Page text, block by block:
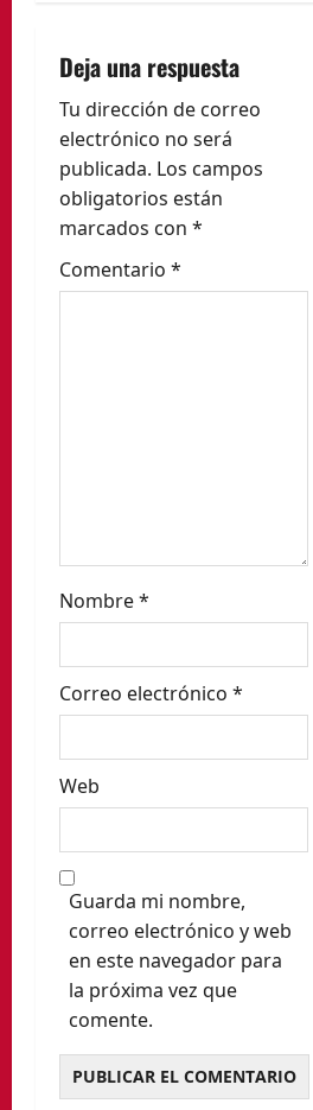
i
ó
n
d
e
d
a
s
Deja una respuesta
Tu dirección de correo
electrónico no será
publicada. Los campos
obligatorios están
marcados con *
Comentario *
Nombre*
Correo electrónico *
Web
Guarda mi nombre,
correo electrónico y web
en este navegador para
la próxima vez que
comente.